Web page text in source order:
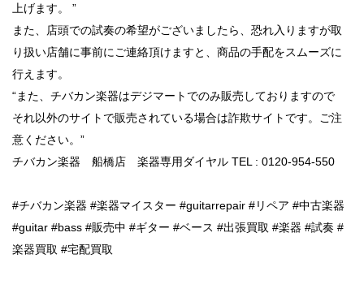
上げます。 ”
また、店頭での試奏の希望がございましたら、恐れ入りますが取
り扱い店舗に事前にご連絡頂けますと、商品の手配をスムーズに
行えます。
“また、チバカン楽器はデジマートでのみ販売しておりますので
それ以外のサイトで販売されている場合は詐欺サイトです。ご注
意ください。”
チバカン楽器 船橋店 楽器専用ダイヤル TEL : 0120-954-550
#チバカン楽器 #楽器マイスター #guitarrepair #リペア #中古楽器
#guitar #bass #販売中 #ギター #ベース #出張買取 #楽器 #試奏 #
楽器買取 #宅配買取